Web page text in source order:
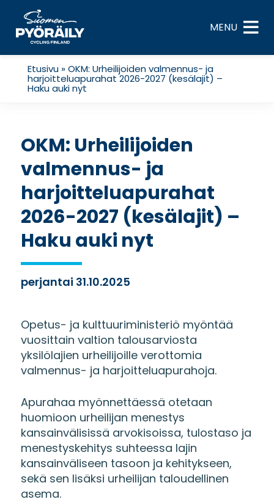
content
MENU
Etusivu»OKM: Urheilijoiden valmennus- ja
harjoitteluapurahat 2026-2027 (kesälajit) –
Haku auki nyt
OKM: Urheilijoiden
valmennus- ja
harjoitteluapurahat
2026-2027 (kesälajit) –
Haku auki nyt
perjantai 31.10.2025
Opetus- ja kulttuuriministeriö myöntää
vuosittain valtion talousarviosta
yksilölajien urheilijoille verottomia
valmennus- ja harjoitteluapurahoja.
Apurahaa myönnettäessä otetaan
huomioon urheilijan menestys
kansainvälisissä arvokisoissa, tulostaso ja
menestyskehitys suhteessa lajin
kansainväliseen tasoon ja kehitykseen,
sekä sen lisäksi urheilijan taloudellinen
asema.